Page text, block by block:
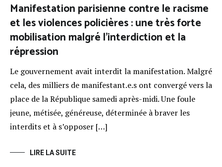
Manifestation parisienne contre le racisme
et les violences policières : une très forte
mobilisation malgré l’interdiction et la
répression
Le gouvernement avait interdit la manifestation. Malgré
cela, des milliers de manifestant.e.s ont convergé vers la
place de la République samedi après-midi. Une foule
jeune, métisée, généreuse, déterminée à braver les
interdits et à s’opposer […]
LIRE LA SUITE